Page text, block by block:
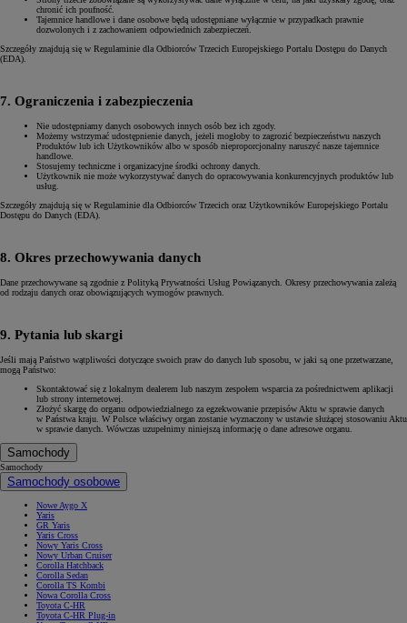
chronić ich poufność.
Tajemnice handlowe i dane osobowe będą udostępniane wyłącznie w przypadkach prawnie
dozwolonych i z zachowaniem odpowiednich zabezpieczeń.
Szczegóły znajdują się w Regulaminie dla Odbiorców Trzecich Europejskiego Portalu Dostępu do Danych
(EDA).
7. Ograniczenia i zabezpieczenia
Nie udostępniamy danych osobowych innych osób bez ich zgody.
Możemy wstrzymać udostępnienie danych, jeżeli mogłoby to zagrozić bezpieczeństwu naszych
Produktów lub ich Użytkowników albo w sposób nieproporcjonalny naruszyć nasze tajemnice
handlowe.
Stosujemy techniczne i organizacyjne środki ochrony danych.
Użytkownik nie może wykorzystywać danych do opracowywania konkurencyjnych produktów lub
usług.
Szczegóły znajdują się w Regulaminie dla Odbiorców Trzecich oraz Użytkowników Europejskiego Portalu
Dostępu do Danych (EDA).
8. Okres przechowywania danych
Dane przechowywane są zgodnie z Polityką Prywatności Usług Powiązanych. Okresy przechowywania zależą
od rodzaju danych oraz obowiązujących wymogów prawnych.
9. Pytania lub skargi
Jeśli mają Państwo wątpliwości dotyczące swoich praw do danych lub sposobu, w jaki są one przetwarzane,
mogą Państwo:
Skontaktować się z lokalnym dealerem lub naszym zespołem wsparcia za pośrednictwem aplikacji
lub strony internetowej.
Złożyć skargę do organu odpowiedzialnego za egzekwowanie przepisów Aktu w sprawie danych
w Państwa kraju. W Polsce właściwy organ zostanie wyznaczony w ustawie służącej stosowaniu Aktu
w sprawie danych. Wówczas uzupełnimy niniejszą informację o dane adresowe organu.
Samochody
Samochody
Samochody osobowe
Nowe Aygo X
Yaris
GR Yaris
Yaris Cross
Nowy Yaris Cross
Nowy Urban Cruiser
Corolla Hatchback
Corolla Sedan
Corolla TS Kombi
Nowa Corolla Cross
Toyota C-HR
Toyota C-HR Plug-in